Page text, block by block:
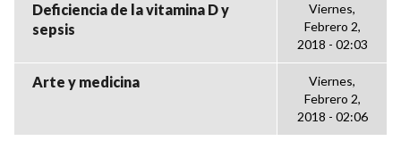
Deficiencia de la vitamina D y
sepsis
Viernes,
Febrero 2,
2018 - 02:03
Arte y medicina
Viernes,
Febrero 2,
2018 - 02:06